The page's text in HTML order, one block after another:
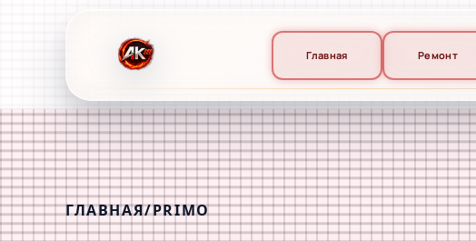
Главная Ремонт
ГЛАВНАЯ/PRIMO